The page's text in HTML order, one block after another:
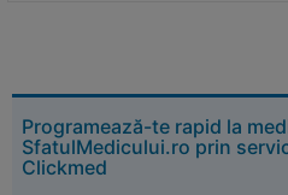
Programează-te rapid la
SfatulMedicului.ro prin
Clickmed